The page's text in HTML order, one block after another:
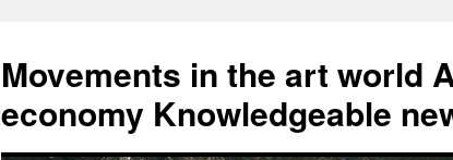
content
Movements in the art world
economy Knowledgeable